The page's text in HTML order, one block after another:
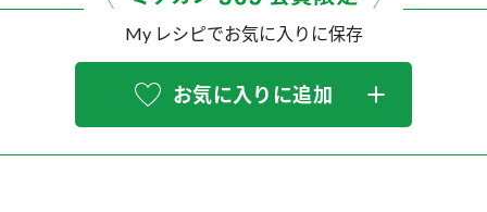
My レシピでお気に入りに保存
お気に入りに追加